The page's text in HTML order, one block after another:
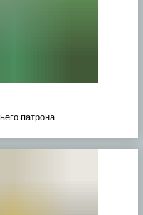
патрона